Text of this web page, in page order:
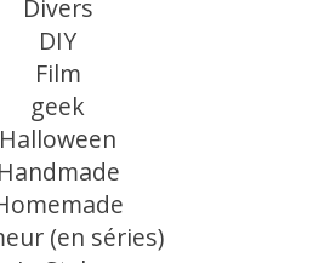
Divers
DIY
Film
geek
Halloween
Handmade
(en séries)